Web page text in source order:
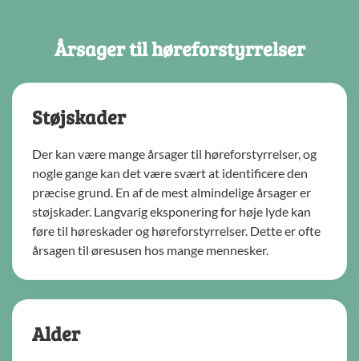
Årsager til høreforstyrrelser
Støjskader
Der kan være mange årsager til høreforstyrrelser, og
nogle gange kan det være svært at identificere den
præcise grund. En af de mest almindelige årsager er
støjskader. Langvarig eksponering for høje lyde kan
føre til høreskader og høreforstyrrelser. Dette er ofte
årsagen til øresusen hos mange mennesker.
Alder